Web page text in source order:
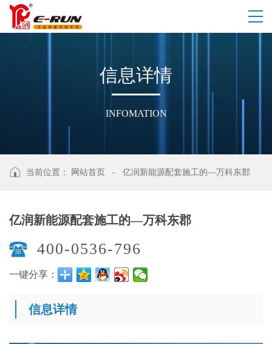
信息详情
INFOMATION
当前位置： 网站首页 - 亿润新能源配套施工的—万科东郡
亿润新能源配套施工的—万科东郡
400-0536-796
一键分享：
信息详情